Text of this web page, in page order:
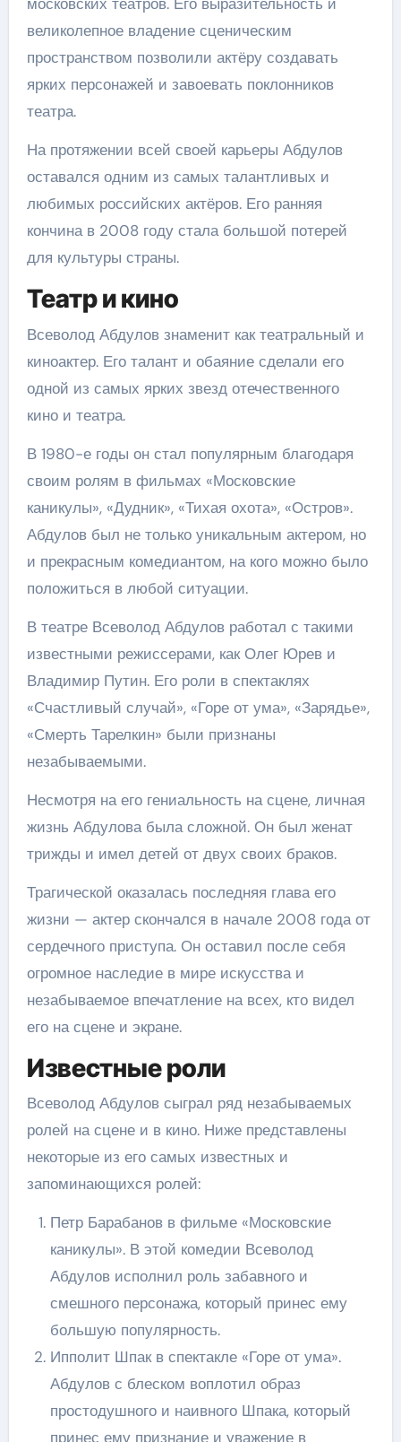
великолепное владение сценическим
пространством позволили актёру создавать
ярких персонажей и завоевать поклонников
театра.
На протяжении всей своей карьеры Абдулов
оставался одним из самых талантливых и
любимых российских актёров. Его ранняя
кончина в 2008 году стала большой потерей
для культуры страны.
Театр и кино
Всеволод Абдулов знаменит как театральный и
киноактер. Его талант и обаяние сделали его
одной из самых ярких звезд отечественного
кино и театра.
В 1980-е годы он стал популярным благодаря
своим ролям в фильмах «Московские
каникулы», «Дудник», «Тихая охота», «Остров».
Абдулов был не только уникальным актером, но
и прекрасным комедиантом, на кого можно было
положиться в любой ситуации.
В театре Всеволод Абдулов работал с такими
известными режиссерами, как Олег Юрев и
Владимир Путин. Его роли в спектаклях
«Счастливый случай», «Горе от ума», «Зарядье»,
«Смерть Тарелкин» были признаны
незабываемыми.
Несмотря на его гениальность на сцене, личная
жизнь Абдулова была сложной. Он был женат
трижды и имел детей от двух своих браков.
Трагической оказалась последняя глава его
жизни — актер скончался в начале 2008 года от
сердечного приступа. Он оставил после себя
огромное наследие в мире искусства и
незабываемое впечатление на всех, кто видел
его на сцене и экране.
Известные роли
Всеволод Абдулов сыграл ряд незабываемых
ролей на сцене и в кино. Ниже представлены
некоторые из его самых известных и
запоминающихся ролей:
Петр Барабанов в фильме «Московские
каникулы». В этой комедии Всеволод
Абдулов исполнил роль забавного и
смешного персонажа, который принес ему
большую популярность.
Ипполит Шпак в спектакле «Горе от ума».
Абдулов с блеском воплотил образ
простодушного и наивного Шпака, который
принес ему признание и уважение в